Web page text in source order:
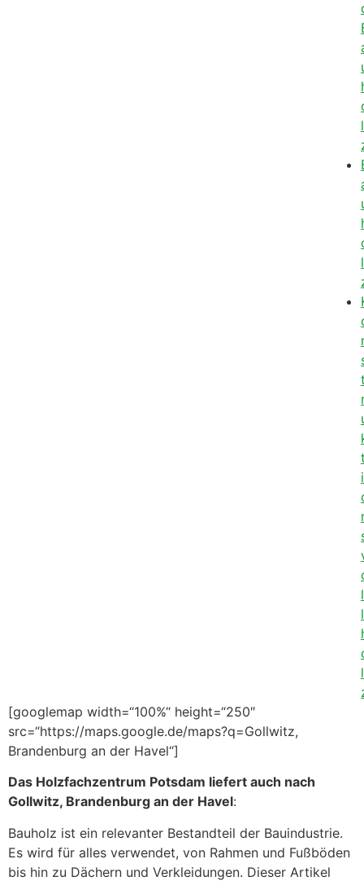
l
l
i
l
l
l
[googlemap width=“100%“ height=“250″
src=“https://maps.google.de/maps?q=Gollwitz,
Brandenburg an der Havel“]
Das Holzfachzentrum Potsdam liefert auch nach
Gollwitz, Brandenburg an der Havel:
Bauholz ist ein relevanter Bestandteil der Bauindustrie.
Es wird für alles verwendet, von Rahmen und Fußböden
bis hin zu Dächern und Verkleidungen. Dieser Artikel